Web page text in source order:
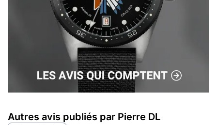
Autres avis publiés par Pierre DL